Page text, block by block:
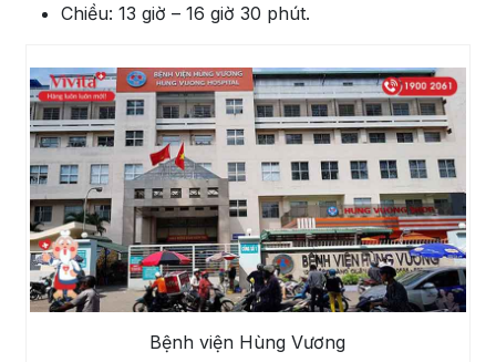
Chiều: 13 giờ – 16 giờ 30 phút.
Bệnh viện Hùng Vương